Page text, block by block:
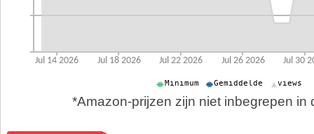
*Amazon-prijzen zijn niet inbegrepen in